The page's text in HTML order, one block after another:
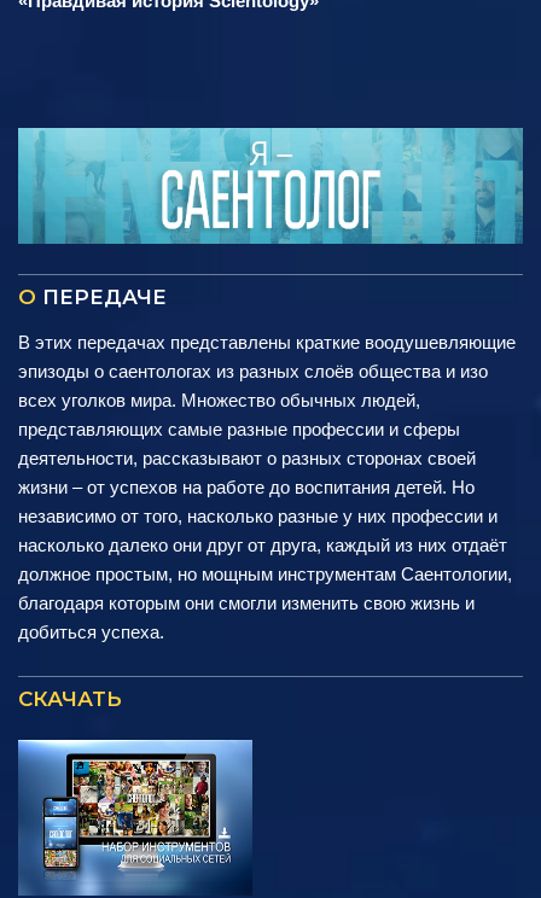
О ПЕРЕДАЧЕ
В этих передачах представлены краткие воодушевляющие
эпизоды о саентологах из разных слоёв общества и изо
всех уголков мира. Множество обычных людей,
представляющих самые разные профессии и сферы
деятельности, рассказывают о разных сторонах своей
жизни – от успехов на работе до воспитания детей. Но
независимо от того, насколько разные у них профессии и
насколько далеко они друг от друга, каждый из них отдаёт
должное простым, но мощным инструментам Саентологии,
благодаря которым они смогли изменить свою жизнь и
добиться успеха.
СКАЧАТЬ